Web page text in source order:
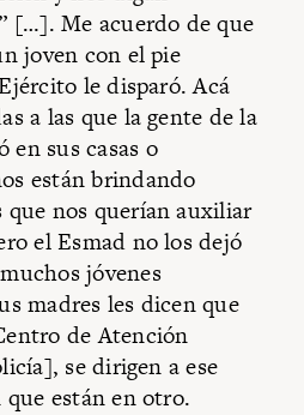
[…]. Me acuerdo de que
joven con el pie
le disparó. Acá
a las que la gente de la
sus casas o
están brindando
que nos querían auxiliar
el Esmad no los dejó
jóvenes
madres les dicen que
de Atención
se dirigen a ese
están en otro.